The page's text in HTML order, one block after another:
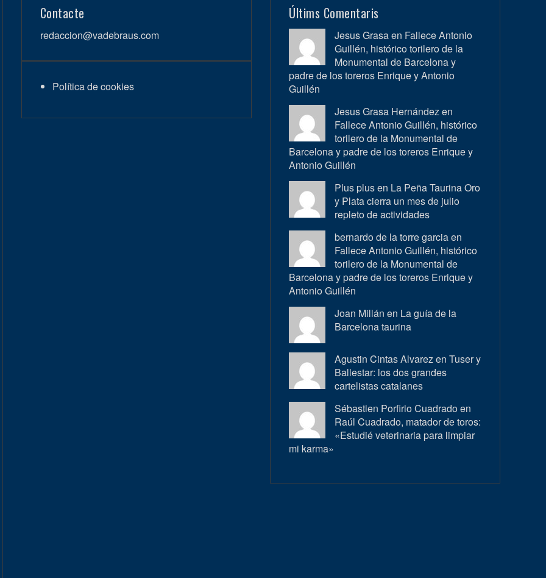
Contacte
redaccion@vadebraus.com
Política de cookies
Últims Comentaris
Jesus Grasa en Fallece Antonio
Guillén, histórico torilero de la
Monumental de Barcelona y
padre de los toreros Enrique y Antonio
Guillén
Jesus Grasa Hernández en
Fallece Antonio Guillén, histórico
torilero de la Monumental de
Barcelona y padre de los toreros Enrique y
Antonio Guillén
Plus plus en La Peña Taurina Oro
y Plata cierra un mes de julio
repleto de actividades
bernardo de la torre garcia en
Fallece Antonio Guillén, histórico
torilero de la Monumental de
Barcelona y padre de los toreros Enrique y
Antonio Guillén
Joan Millán en La guía de la
Barcelona taurina
Agustin Cintas Alvarez enTuser y
Ballestar: los dos grandes
cartelistas catalanes
Sébastien Porfirio Cuadrado en
Raúl Cuadrado, matador de toros:
«Estudié veterinaria para limpiar
mi karma»